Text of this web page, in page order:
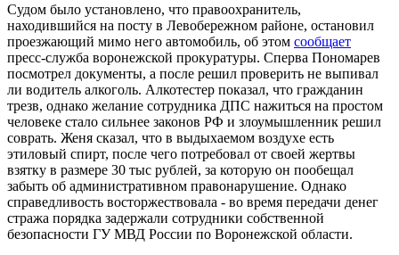
Судом было установлено, что правоохранитель,
находившийся на посту в Левобережном районе, остановил
проезжающий мимо него автомобиль, об этом сообщает
пресс-служба воронежской прокуратуры. Сперва Пономарев
посмотрел документы, а после решил проверить не выпивал
ли водитель алкоголь. Алкотестер показал, что гражданин
трезв, однако желание сотрудника ДПС нажиться на простом
человеке стало сильнее законов РФ и злоумышленник решил
соврать. Женя сказал, что в выдыхаемом воздухе есть
этиловый спирт, после чего потребовал от своей жертвы
взятку в размере 30 тыс рублей, за которую он пообещал
забыть об административном правонарушение. Однако
справедливость восторжествовала - во время передачи денег
стража порядка задержали сотрудники собственной
безопасности ГУ МВД России по Воронежской области.